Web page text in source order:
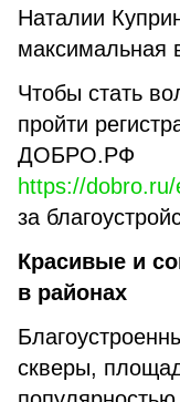
Наталии
максимальная
Чтобы стать
пройти
ДОБРО.РФ
https://
за
Красивые и
в районах
скверы,